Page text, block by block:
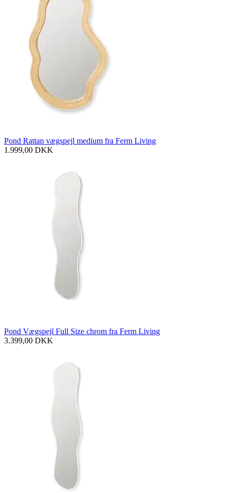
Pond Rattan vægspejl medium fra Ferm Living
1.999,00 DKK
Pond Vægspejl Full Size chrom fra Ferm Living
3.399,00 DKK